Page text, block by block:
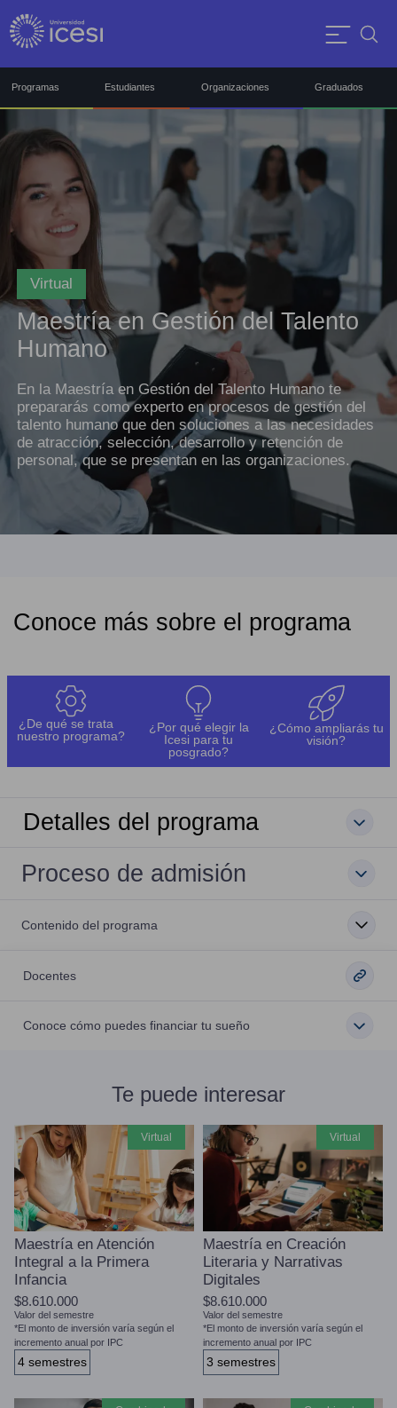
Programas Estudiantes Organizaciones Graduados
Virtual
Maestría en Gestión del Talento
Humano
En la Maestría en Gestión del Talento Humano te
prepararás como experto en procesos de gestión del
talento humano que den soluciones a las necesidades
de atracción, selección, desarrollo y retención de
personal, que se presentan en las organizaciones.
Conoce más sobre el programa
¿De qué se trata
nuestro programa?
¿Por qué elegir la
Icesi para tu
posgrado?
¿Cómo ampliarás tu
visión?
Detalles del programa
Proceso de admisión
Contenido del programa
Docentes
Conoce cómo puedes financiar tu sueño
Te puede interesar
virtual
Maestría en Atención
Integral a la Primera
Infancia
$8.610.000
Valor del semestre
*El monto de inversión varía según el
incremento anual por IPC
4 semestres
virtual
Maestría en Creación
Literaria y Narrativas
Digitales
$8.610.000
Valor del semestre
*El monto de inversión varía según el
incremento anual por IPC
3 semestres